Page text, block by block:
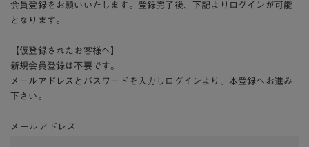
会員登録をお願いいたします。登録完了後、下記よりログインが可能
となります。
【仮登録されたお客様へ】
新規会員登録は不要です。
メールアドレスとパスワードを入力しログインより、本登録へお進み
下さい。
メールアドレス